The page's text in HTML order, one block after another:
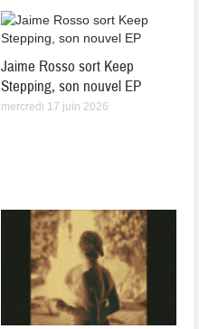
Jaime Rosso sort Keep
Stepping, son nouvel EP
mercredi 17 juin 2026